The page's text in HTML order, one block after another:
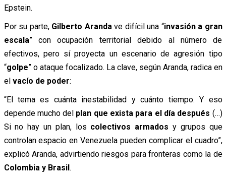
Epstein.
Por su parte, Gilberto Aranda ve difícil una “invasión a gran
escala” con ocupación territorial debido al número de
efectivos, pero sí proyecta un escenario de agresión tipo
“golpe” o ataque focalizado. La clave, según Aranda, radica en
el vacío de poder:
“El tema es cuánta inestabilidad y cuánto tiempo. Y eso
depende mucho del plan que exista para el día después (…)
Si no hay un plan, los colectivos armados y grupos que
controlan espacio en Venezuela pueden complicar el cuadro”,
explicó Aranda, advirtiendo riesgos para fronteras como la de
Colombia y Brasil.